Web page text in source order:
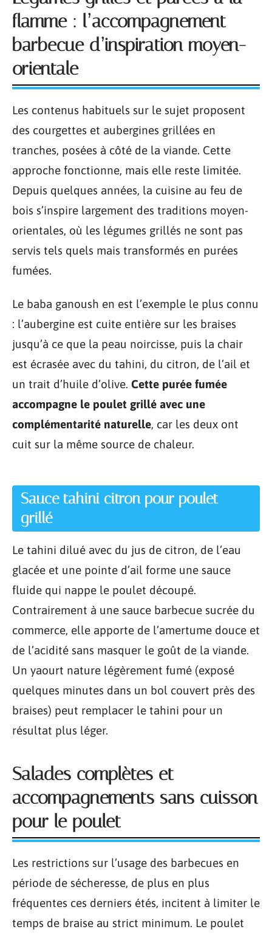
flamme : l’accompagnement
barbecue d’inspiration moyen-
orientale
Les contenus habituels sur le sujet proposent
des courgettes et aubergines grillées en
tranches, posées à côté de la viande. Cette
approche fonctionne, mais elle reste limitée.
Depuis quelques années, la cuisine au feu de
bois s’inspire largement des traditions moyen-
orientales, où les légumes grillés ne sont pas
servis tels quels mais transformés en purées
fumées.
Le baba ganoush en est l’exemple le plus connu
: l’aubergine est cuite entière sur les braises
jusqu’à ce que la peau noircisse, puis la chair
est écrasée avec du tahini, du citron, de l’ail et
un trait d’huile d’olive. Cette purée fumée
accompagne le poulet grillé avec une
complémentarité naturelle, car les deux ont
cuit sur la même source de chaleur.
Sauce tahini citron pour poulet
grillé
Le tahini dilué avec du jus de citron, de l’eau
glacée et une pointe d’ail forme une sauce
fluide qui nappe le poulet découpé.
Contrairement à une sauce barbecue sucrée du
commerce, elle apporte de l’amertume douce et
de l’acidité sans masquer le goût de la viande.
Un yaourt nature légèrement fumé (exposé
quelques minutes dans un bol couvert près des
braises) peut remplacer le tahini pour un
résultat plus léger.
Salades complètes et
accompagnements sans cuisson
pour le poulet
Les restrictions sur l’usage des barbecues en
période de sécheresse, de plus en plus
fréquentes ces derniers étés, incitent à limiter le
temps de braise au strict minimum. Le poulet